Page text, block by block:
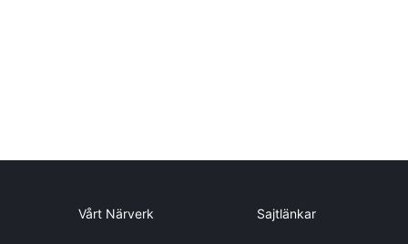
Vårt Närverk Sajtlänkar